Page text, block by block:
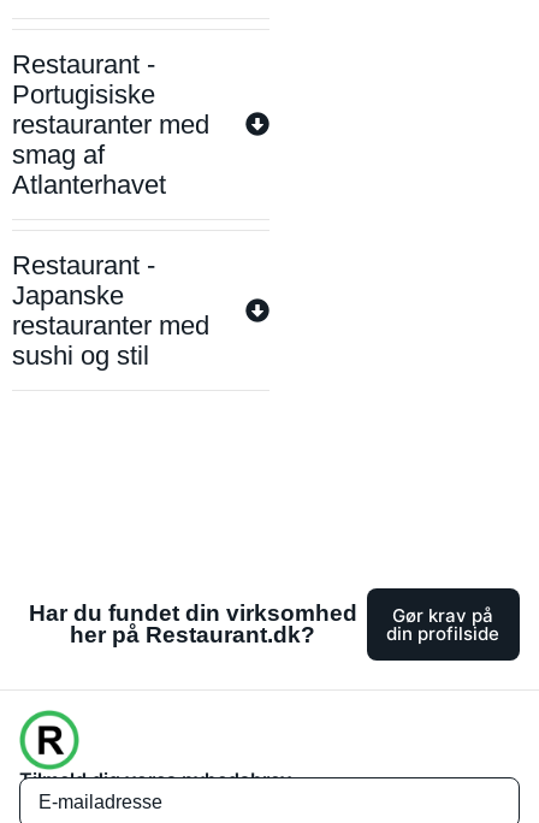
Restaurant -
Portugisiske
restauranter med
smag af
Atlanterhavet
Restaurant -
Japanske
restauranter med
sushi og stil
Har du fundet din virksomhed
her på Restaurant.dk?
Gør krav på
din profilside
Tilmeld dig vores nyhedsbrev